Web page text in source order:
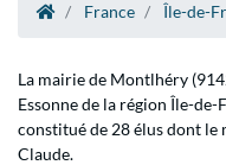
France Île-de-
La mairie de Montlhéry
Essonne de la région Île-
constitué de 28 élus dont le
Claude.